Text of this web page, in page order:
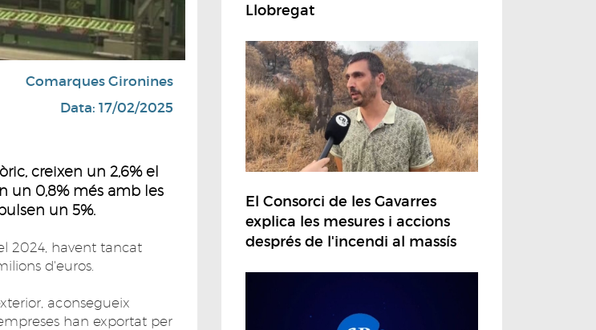
Comarques Gironines
Data: 17/02/2025
creixen un 2,6% el
un 0,8% més amb les
un 5%.
2024, havent tancat
d'euros.
aconsegueix
han exportat per
Llobregat
El Consorci de les Gavarres
explica les mesures i accions
després de l'incendi al massís